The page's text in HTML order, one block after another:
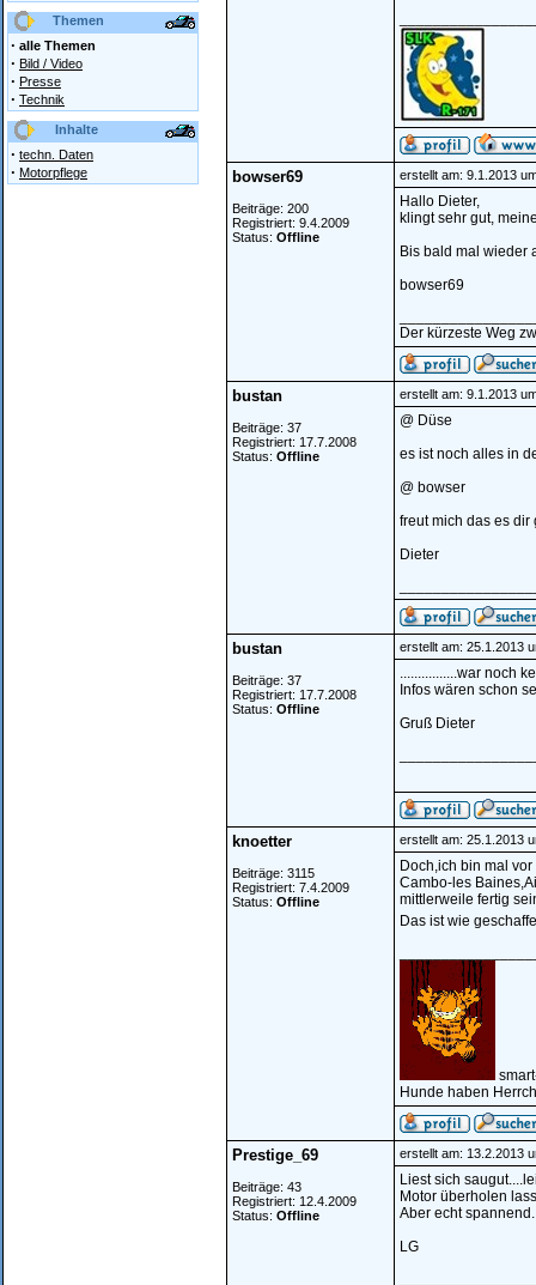
Themen
· alle Themen
· Bild / Video
· Presse
· Technik
Inhalte
· techn. Daten
· Motorpflege bowser69
Beiträge: 200
Registriert: 9.4.2009
Status: Offline
erstellt am: 9.1.2013
Hallo Dieter,
klingt sehr gut,
Bis bald mal wieder
bowser69
Der kürzeste Weg
bustan
Beiträge: 37
Registriert: 17.7.2008
Status: Offline
erstellt am: 9.1.2013
@ Düse
es ist noch alles in
@ bowser
freut mich das es dir
Dieter
bustan
Beiträge: 37
Registriert: 17.7.2008
Status: Offline
erstellt am: 25.1.2013
................war noch
Infos wären schon
Gruß Dieter
knoetter
Beiträge: 3115
Registriert: 7.4.2009
Status: Offline
erstellt am: 25.1.2013
Doch,ich bin mal
Cambo-les
mittlerweile fertig
Das ist wie
Hunde haben
Prestige_69
Beiträge: 43
Registriert: 12.4.2009
Status: Offline
erstellt am: 13.2.2013
Liest sich
Motor überholen
Aber echt
LG